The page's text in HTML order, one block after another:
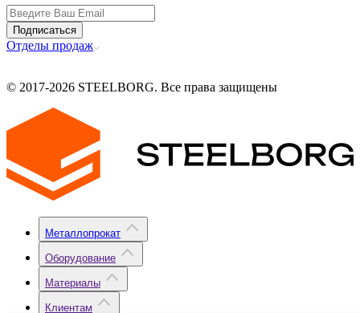
Подписаться
Отделы продаж
© 2017-2026 STEELBORG. Все права защищены
Металлопрокат
Оборудование
Материалы
Клиентам